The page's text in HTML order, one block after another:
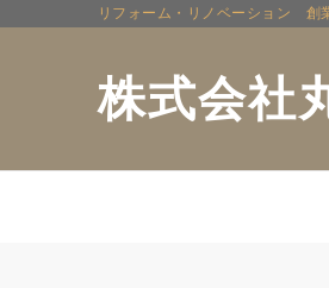
リフォーム・リノベーション 創
株式会社